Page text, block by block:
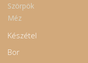
Szörpök
Méz
Készétel
Bor